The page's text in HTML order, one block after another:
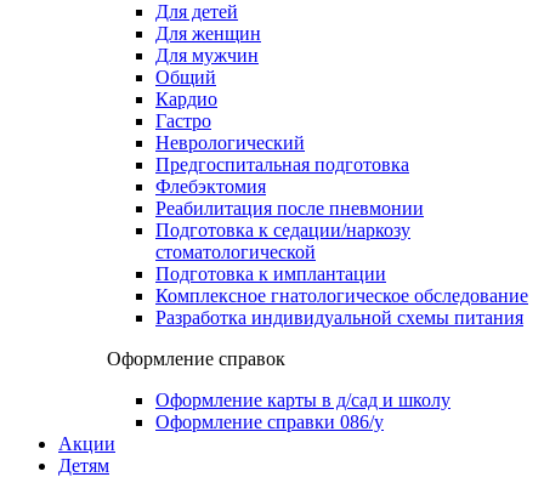
Для детей
Для женщин
Для мужчин
Общий
Кардио
Гастро
Неврологический
Предгоспитальная подготовка
Флебэктомия
Реабилитация после пневмонии
Подготовка к седации/наркозу
стоматологической
Подготовка к имплантации
Комплексное гнатологическое обследование
Разработка индивидуальной схемы питания
Оформление справок
Оформление карты в д/сад и школу
Оформление справки 086/у
Акции
Детям